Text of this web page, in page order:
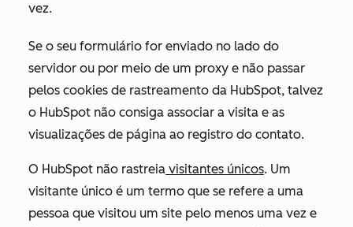
vez.
Se o seu formulário for enviado no lado do
servidor ou por meio de um proxy e não passar
pelos cookies de rastreamento da HubSpot, talvez
o HubSpot não consiga associar a visita e as
visualizações de página ao registro do contato.
O HubSpot não rastreia visitantes únicos. Um
visitante único é um termo que se refere a uma
pessoa que visitou um site pelo menos uma vez e